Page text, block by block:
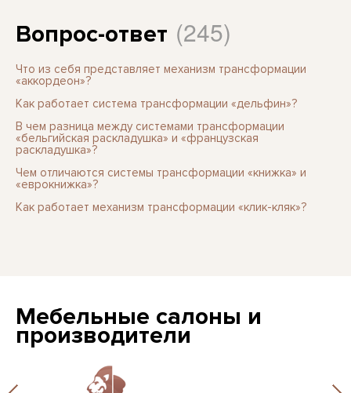
Вопрос-ответ (245)
Что из себя представляет механизм трансформации
«аккордеон»?
Как работает система трансформации «дельфин»?
В чем разница между системами трансформации
«бельгийская раскладушка» и «французская
раскладушка»?
Чем отличаются системы трансформации «книжка» и
«еврокнижка»?
Как работает механизм трансформации «клик-кляк»?
Мебельные салоны и
производители